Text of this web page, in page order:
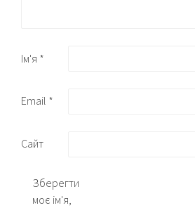
Ім'я *
Email *
Сайт
Зберегти
моє ім'я,